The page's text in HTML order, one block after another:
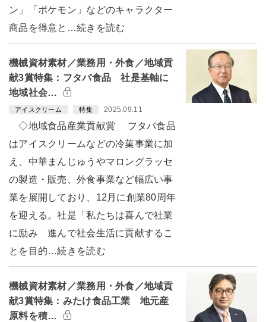
ン」「ポケモン」などのキャラクター
商品を得意と…続きを読む
機械資材素材／業務用・外食／地域貢
献3賞特集：フタバ食品 社是基軸に
地域社会…
アイスクリーム 特集 2025.09.11
◇地域食品産業貢献賞 フタバ食品
はアイスクリームなどの冷菓事業に加
え、中華まんじゅうやマロングラッセ
の製造・販売、外食事業など幅広い事
業を展開しており、12月に創業80周年
を迎える。社是「私たちは喜んで社業
に励み 進んで社会生活に貢献するこ
とを目的…続きを読む
機械資材素材／業務用・外食／地域貢
献3賞特集：みたけ食品工業 地元産
原料を積…